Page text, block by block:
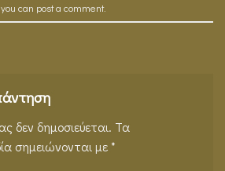
can post a comment.
δεν δημοσιεύεται. Τα
σημειώνονται με*